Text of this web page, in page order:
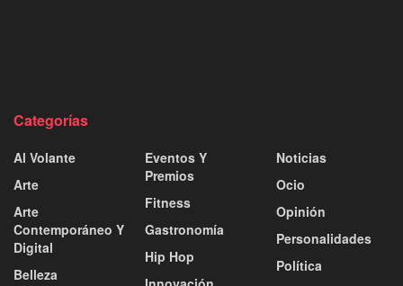
Categorías
Al Volante
Arte
Arte
Contemporáneo Y
Digital
Belleza
Eventos Y
Premios
Fitness
Gastronomía
Hip Hop
Noticias
Ocio
Opinión
Personalidades
Política